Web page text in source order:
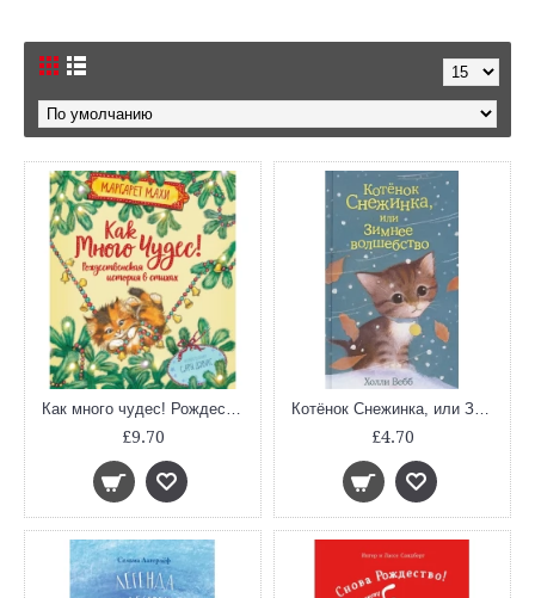
Как много чудес! Рождественская история в стихах
£9.70
Котёнок Снежинка, или Зимнее волшебство (Добрые истории о зверятах)
£4.70